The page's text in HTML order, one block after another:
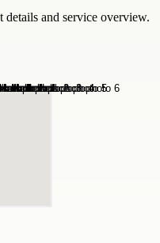
and service overview.